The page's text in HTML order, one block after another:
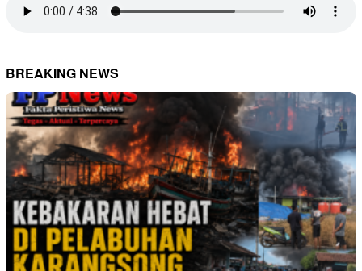
BREAKING NEWS